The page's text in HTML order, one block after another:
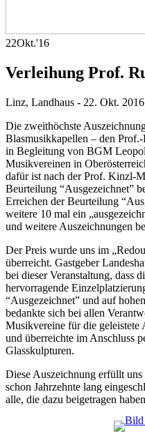
22Okt.'16
Verleihung Prof.
Linz, Landhaus - 22. Okt. 2016
Die zweithöchste
Blasmusikkapellen – den
in Begleitung von BGM
Musikvereinen in
dafür ist nach der Prof. Kinzl-
Beurteilung “Ausgezeichnet”
Erreichen der Beurteilung
weitere 10 mal ein
und weitere Auszeichnungen
Der Preis wurde uns im
überreicht. Gastgeber
bei dieser Veranstaltung, dass
hervorragende
“Ausgezeichnet” und auf
bedankte sich bei allen
Musikvereine für die
und überreichte im Anschluss
Glasskulpturen.
Diese Auszeichnung erfüllt
schon Jahrzehnte lang
alle, die dazu beigetragen